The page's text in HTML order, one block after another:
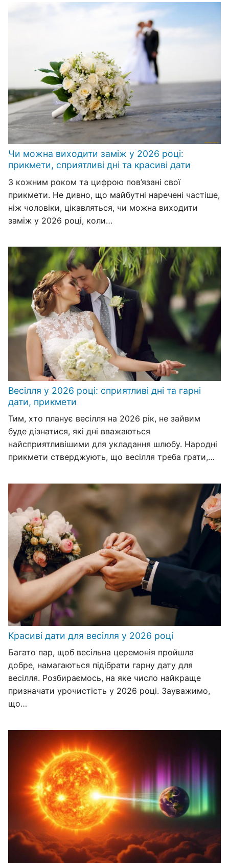
Чи можна виходити заміж у 2026 році:
прикмети, сприятливі дні та красиві дати
З кожним роком та цифрою пов’язані свої
прикмети. Не дивно, що майбутні наречені частіше,
ніж чоловіки, цікавляться, чи можна виходити
заміж у 2026 році, коли…
Весілля у 2026 році: сприятливі дні та гарні
дати, прикмети
Тим, хто планує весілля на 2026 рік, не зайвим
буде дізнатися, які дні вважаються
найсприятливішими для укладання шлюбу. Народні
прикмети стверджують, що весілля треба грати,…
Красиві дати для весілля у 2026 році
Багато пар, щоб весільна церемонія пройшла
добре, намагаються підібрати гарну дату для
весілля. Розбираємось, на яке число найкраще
призначати урочистість у 2026 році. Зауважимо,
що…